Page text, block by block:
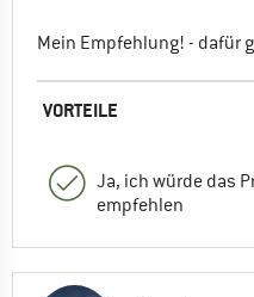
Mein Empfehlung! - dafür
VORTEILE
Ja, ich würde das
empfehlen